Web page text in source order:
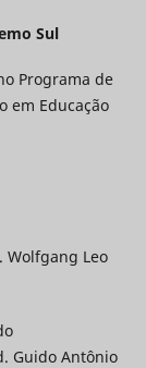
Sul
Programa de
em Educação
Wolfgang Leo
Guido Antônio